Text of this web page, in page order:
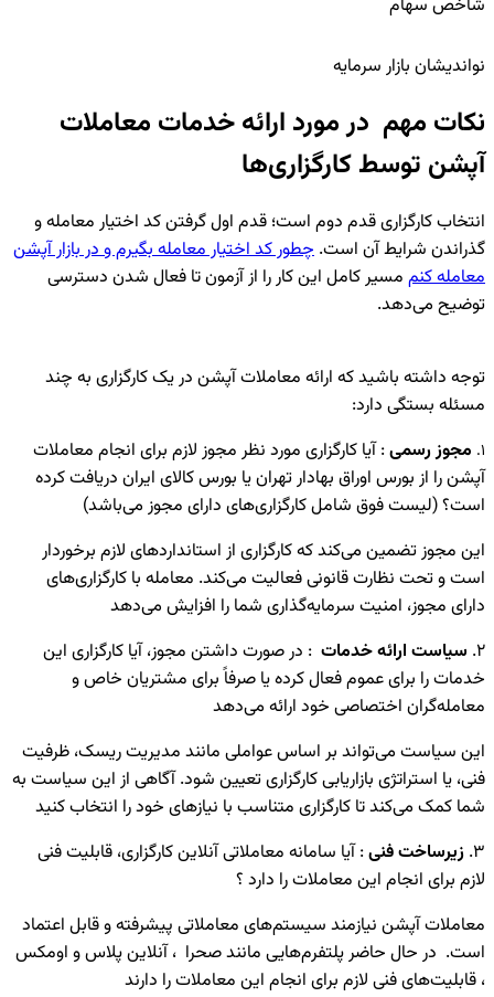
شاخص سهام
نواندیشان بازار سرمایه
نکات مهم در مورد ارائه خدمات معاملات
آپشن توسط کارگزاری‌ها
انتخاب کارگزاری قدم دوم است؛ قدم اول گرفتن کد اختیار معامله و
گذراندن شرایط آن است. چطور کد اختیار معامله بگیرم و در بازار آپشن
معامله کنم مسیر کامل این کار را از آزمون تا فعال شدن دسترسی
توضیح می‌دهد.
توجه داشته باشید که ارائه معاملات آپشن در یک کارگزاری به چند
مسئله بستگی دارد:
1. مجوز رسمی: آیا کارگزاری مورد نظر مجوز لازم برای انجام معاملات
آپشن را از بورس اوراق بهادار تهران یا بورس کالای ایران دریافت کرده
است؟ (لیست فوق شامل کارگزاری‌های دارای مجوز می‌باشد)
این مجوز تضمین می‌کند که کارگزاری از استانداردهای لازم برخوردار
است و تحت نظارت قانونی فعالیت می‌کند. معامله با کارگزاری‌های
دارای مجوز، امنیت سرمایه‌گذاری شما را افزایش می‌دهد
2. سیاست ارائه خدمات : در صورت داشتن مجوز، آیا کارگزاری این
خدمات را برای عموم فعال کرده یا صرفاً برای مشتریان خاص و
معامله‌گران اختصاصی خود ارائه می‌دهد
این سیاست می‌تواند بر اساس عواملی مانند مدیریت ریسک، ظرفیت
فنی، یا استراتژی بازاریابی کارگزاری تعیین شود. آگاهی از این سیاست به
شما کمک می‌کند تا کارگزاری متناسب با نیازهای خود را انتخاب کنید
3
. زیرساخت فنی: آیا سامانه معاملاتی آنلاین کارگزاری، قابلیت فنی
لازم برای انجام این معاملات را دارد ؟
معاملات آپشن نیازمند سیستم‌های معاملاتی پیشرفته و قابل اعتماد
است. در حال حاضر پلتفرم‌هایی مانند صحرا ، آنلاین پلاس و اومکس
، قابلیت‌های فنی لازم برای انجام این معاملات را دارند